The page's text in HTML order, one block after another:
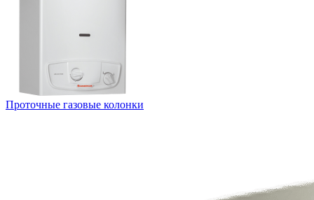
Проточные газовые колонки